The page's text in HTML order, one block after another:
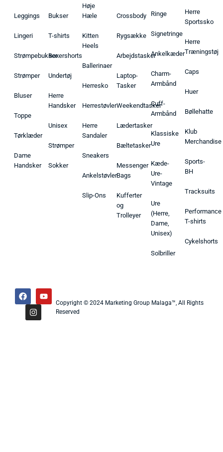
Leggings
Lingeri
Strømpebukser
Strømper
Bluser
Toppe
Tørklæder
Dame
Handsker
Bukser
T-shirts
Boxershorts
Undertøj
Herre
Handsker
Unisex
Strømper
Sokker
Høje
Hæle
Kitten
Heels
Ballerinaer
Herresko
Herrestøvler
Herre
Sandaler
Sneakers
Ankelstøvler
Slip-Ons
Crossbody
Rygsække
Arbejdstasker
Laptop-
Tasker
Weekendtasker
Lædertasker
Bæltetasker
Messenger
Bags
Kufferter
og
Trolleyer
Ringe
Signetringe
Ankelkæder
Charm-
Armbånd
Cuff-
Armbånd
Klassiske
Ure
Kæde-
Ure-
Vintage
Ure
(Herre,
Dame,
Unisex)
Solbriller
Herre
Sportssko
Herre
Træningstøj
Caps
Huer
Bøllehatte
Klub
Merchandise
Sports-
BH
Tracksuits
Performance
T-shirts
Cykelshorts
Copyright © 2024 Marketing Group Malaga™, All Rights
Reserved